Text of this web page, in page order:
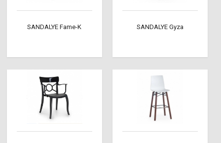
SANDALYE Fame-K SANDALYE Gyza